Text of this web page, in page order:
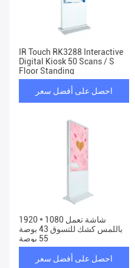
IR Touch RK3288 Interactive
Digital Kiosk 50 Scans / S
Floor Standing
احصل على أفضل سعر
1920 * 1080 شاشة تعمل
باللمس كشك للتسوق 43 بوصة
55 بوصة
احصل على أفضل سعر